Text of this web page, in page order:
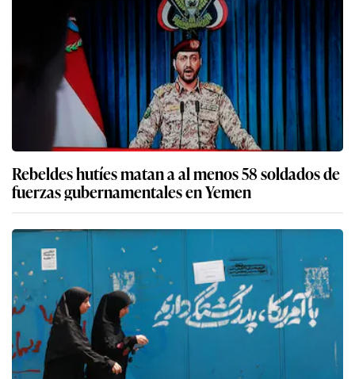
Rebeldes hutíes matan a al menos 58 soldados de
fuerzas gubernamentales en Yemen